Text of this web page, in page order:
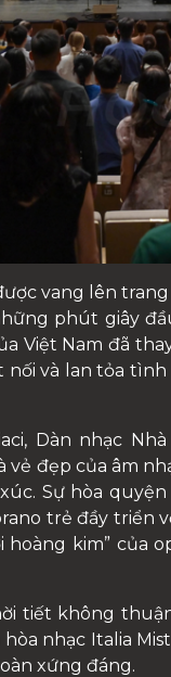
vang lên
phút giây
Việt Nam đã
nối và lan tỏa
Dàn nhạc
đẹp của âm
Sự hòa quyện
trẻ đầy triển
kim” của
tiết không
nhạc Italia
xứng đáng.